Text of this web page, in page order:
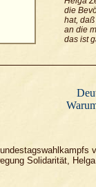
die
hat,
an die
das ist
Solidarität,